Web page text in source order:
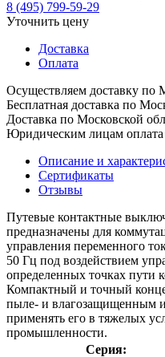
8 (495) 799-59-29
Уточнить цену
Доставка
Оплата
Осуществляем доставку по
Бесплатная доставка по
Доставка по Московской
Юридическим лицам оплата
Описание и
Сертификаты
Отзывы
Путевые контактные
предназначены для
управления переменного
50 Гц под воздействием
определенных точках пути
Компактный и точный
пыле- и влагозащищенным
применять его в тяжелых
промышленности.
Серия: